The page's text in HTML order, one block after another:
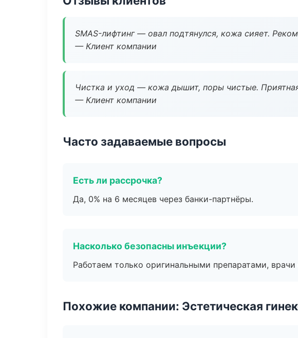
SMAS-лифтинг — овал подтянулся, кожа сияет.
— Клиент компании
Чистка и уход — кожа дышит, поры чистые.
— Клиент компании
Часто задаваемые вопросы
Есть ли рассрочка?
Да, 0% на 6 месяцев через банки-партнёры.
Насколько безопасны инъекции?
Работаем только оригинальными препаратами,
Похожие компании: Эстетическая